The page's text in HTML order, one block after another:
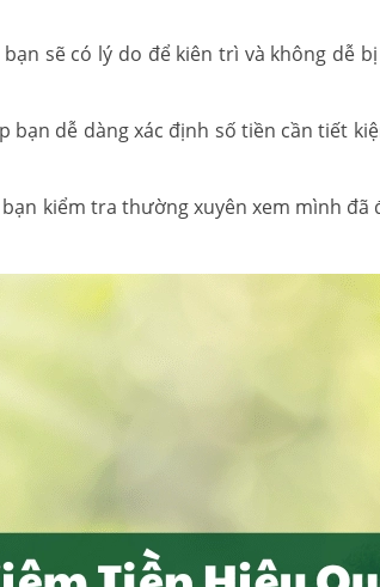
sẽ có lý do để kiên trì và không dễ
bạn dễ dàng xác định số tiền cần tiết
kiểm tra thường xuyên xem mình đã